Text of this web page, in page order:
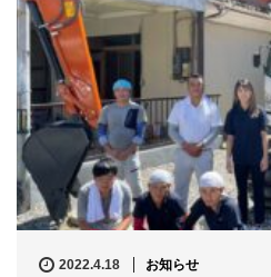
2022.4.18 お知らせ